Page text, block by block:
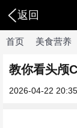
返回
首页 美食营养
教你看头颅
2026-04-22